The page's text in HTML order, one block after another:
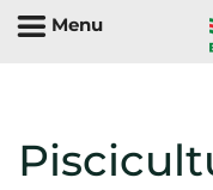
para
Menu